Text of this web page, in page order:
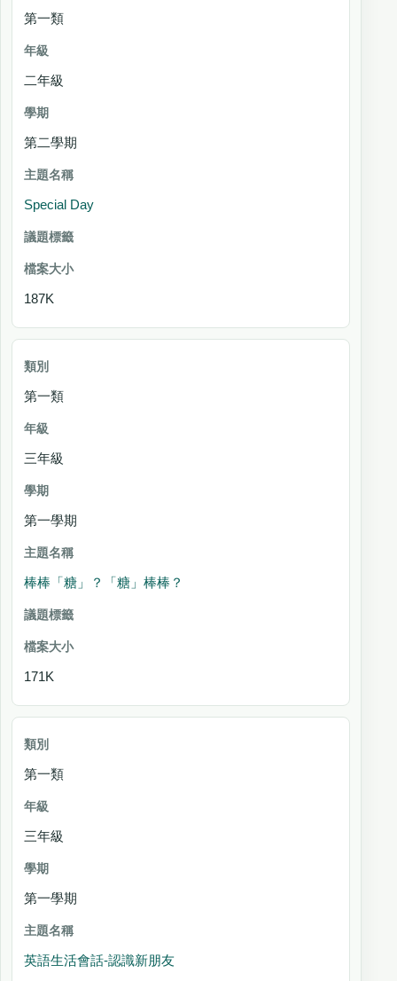
第一類
二年級
第二學期
Special Day
187K
第一類
三年級
第一學期
棒棒「糖」？「糖」棒棒？
171K
第一類
三年級
第一學期
英語生活會話-認識新朋友